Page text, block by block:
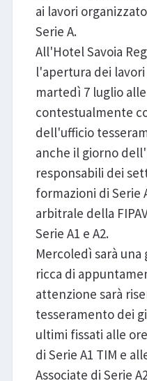
ai lavori
Serie A.
All'Hotel Savoia
l'apertura dei
martedì 7 luglio
contestualmente
dell'ufficio
anche il giorno
responsabili dei
formazioni di Serie
arbitrale della
Serie A1 e A2.
Mercoledì sarà
ricca di
attenzione sarà
tesseramento dei
ultimi fissati alle
di Serie A1 TIM e
Associate di Serie